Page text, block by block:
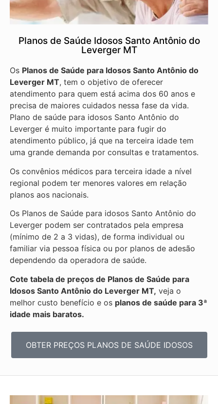
Planos de Saúde Idosos Santo Antônio do
Leverger MT
Os Planos de Saúde para Idosos Santo Antônio do
Leverger MT, tem o objetivo de oferecer
atendimento para quem está acima dos 60 anos e
precisa de maiores cuidados nessa fase da vida.
Plano de saúde para idosos Santo Antônio do
Leverger é muito importante para fugir do
atendimento público, já que na terceira idade tem
uma grande demanda por consultas e tratamentos.
Os convênios médicos para terceira idade a nível
regional podem ter menores valores em relação
planos aos nacionais.
Os Planos de Saúde para idosos Santo Antônio do
Leverger podem ser contratados pela empresa
(mínimo de 2 a 3 vidas), de forma individual ou
familiar via pessoa física ou por planos de adesão
dependendo da operadora de saúde.
Cote tabela de preços de Planos de Saúde para
Idosos Santo Antônio do Leverger MT, veja o
melhor custo benefício e os planos de saúde para 3ª
idade mais baratos.
OBTER PREÇOS PLANOS DE SAÚDE IDOSOS